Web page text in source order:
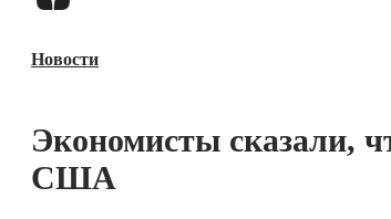
Блокчейн
Новости
Экономисты сказали,
США